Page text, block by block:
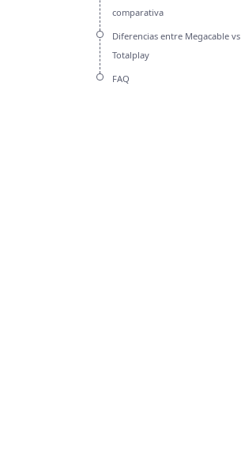
comparativa
Diferencias entre Megacable vs
Totalplay
FAQ